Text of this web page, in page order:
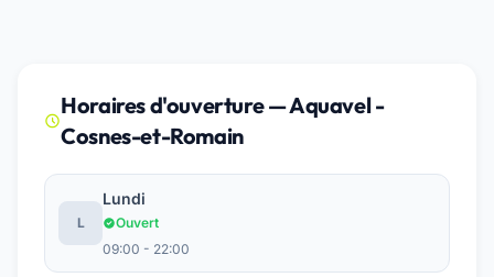
Horaires d'ouverture — Aquavel -
Cosnes-et-Romain
L
Lundi
Ouvert
09:00 - 22:00